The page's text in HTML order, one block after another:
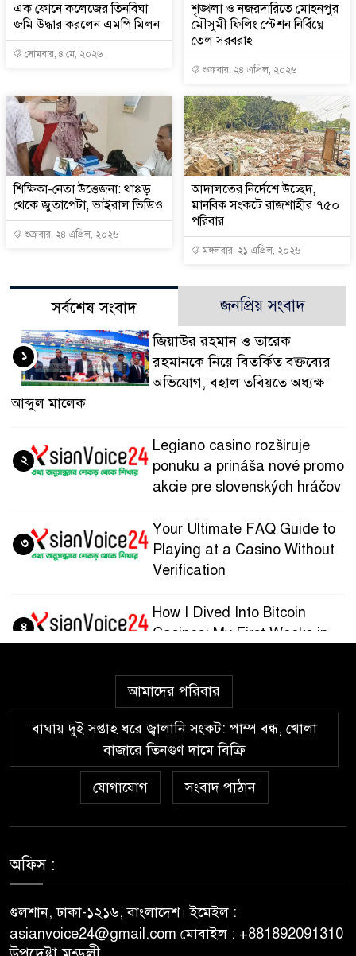
এক ফোনে কলেজের তিনবিঘা
জমি উদ্ধার করলেন এমপি মিলন
সোমবার, ৪ মে, ২০২৬
শৃঙ্খলা ও নজরদারিতে মোহনপুর
মৌসুমী ফিলিং স্টেশন নির্বিঘ্নে
তেল সরবরাহ
শুক্রবার, ২৪ এপ্রিল, ২০২৬
শিক্ষিকা-নেতা উত্তেজনা: থাপ্পড়
থেকে জুতাপেটা, ভাইরাল ভিডিও
শুক্রবার, ২৪ এপ্রিল, ২০২৬
আদালতের নির্দেশে উচ্ছেদ,
মানবিক সংকটে রাজশাহীর ৭৫০
পরিবার
মঙ্গলবার, ২১ এপ্রিল, ২০২৬
সর্বশেষ সংবাদ জনপ্রিয় সংবাদ
জিয়াউর রহমান ও তারেক
রহমানকে নিয়ে বিতর্কিত বক্তব্যের
অভিযোগ, বহাল তবিয়তে অধ্যক্ষ
আব্দুল মালেক
১
Legiano casino rozširuje
ponuku a prináša nové promo
akcie pre slovenských hráčov
২
Your Ultimate FAQ Guide to
Playing at a Casino Without
Verification
৩
How I Dived Into Bitcoin
Casinos: My First Weeks in
৪
Guía paso a paso para
registrarte y jugar en
Wazamba Casino
৫
Kako sam otkrio Lolajack
Casino – osobno iskustvo od
Popularna Online Kazina:
Koja je Bolja Opcija?
আমাদের পরিবার
বাঘায় দুই সপ্তাহ ধরে জ্বালানি সংকট: পাম্প বন্ধ, খোলা
বাজারে তিনগুণ দামে বিক্রি
যোগাযোগ সংবাদ পাঠান
অফিস :
গুলশান, ঢাকা-১২১৬, বাংলাদেশ। ইমেইল :
asianvoice24@gmail.com মোবাইল : +881892091310